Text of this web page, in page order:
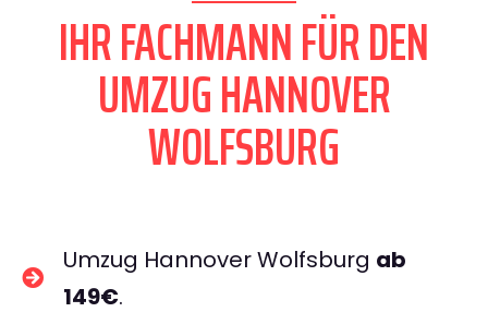
IHR FACHMANN FÜR DEN
UMZUG HANNOVER
WOLFSBURG
Umzug Hannover Wolfsburg ab
149€.